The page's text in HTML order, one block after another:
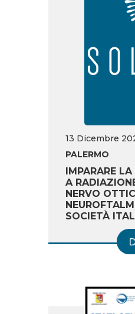
13 Dicembre
PALERMO
IMPARARE
A
NERVO
SOCIETÀ